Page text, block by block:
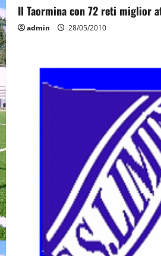
Il Taormina con 72 reti miglior
admin 28/05/2010